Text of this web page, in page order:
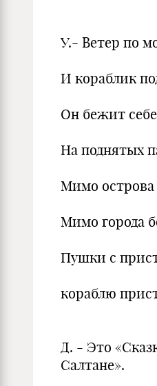
У.- Ветер по
И кораблик
Он бежит
На поднятых
Мимо острова
Мимо города
Пушки с
кораблю
Д. - Это
Салтане».